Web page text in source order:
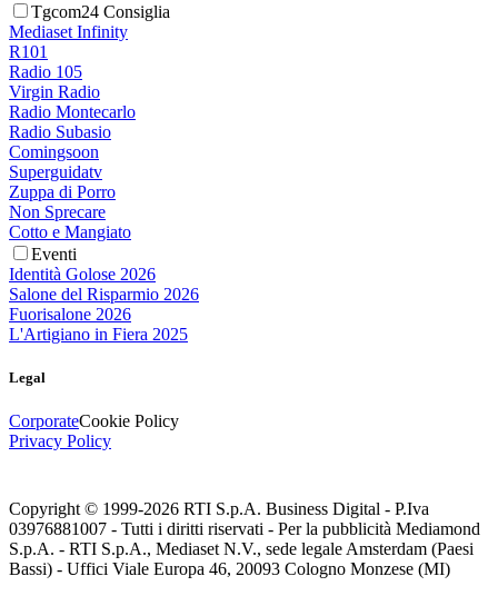
Tgcom24 Consiglia
Mediaset Infinity
R101
Radio 105
Virgin Radio
Radio Montecarlo
Radio Subasio
Comingsoon
Superguidatv
Zuppa di Porro
Non Sprecare
Cotto e Mangiato
Eventi
Identità Golose 2026
Salone del Risparmio 2026
Fuorisalone 2026
L'Artigiano in Fiera 2025
Legal
CorporateCookie Policy
Privacy Policy
Copyright © 1999-2026 RTI S.p.A. Business Digital - P.Iva
03976881007 - Tutti i diritti riservati - Per la pubblicità Mediamond
S.p.A. - RTI S.p.A., Mediaset N.V., sede legale Amsterdam (Paesi
Bassi) - Uffici Viale Europa 46, 20093 Cologno Monzese (MI)